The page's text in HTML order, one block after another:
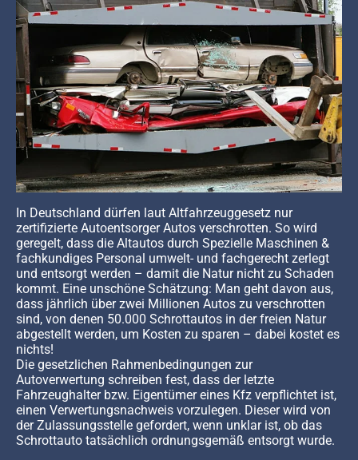
In Deutschland dürfen laut Altfahrzeuggesetz nur
zertifizierte Autoentsorger Autos verschrotten. So wird
geregelt, dass die Altautos durch Spezielle Maschinen &
fachkundiges Personal umwelt- und fachgerecht zerlegt
und entsorgt werden – damit die Natur nicht zu Schaden
kommt. Eine unschöne Schätzung: Man geht davon aus,
dass jährlich über zwei Millionen Autos zu verschrotten
sind, von denen 50.000 Schrottautos in der freien Natur
abgestellt werden, um Kosten zu sparen – dabei kostet es
nichts!
Die gesetzlichen Rahmenbedingungen zur
Autoverwertung schreiben fest, dass der letzte
Fahrzeughalter bzw. Eigentümer eines Kfz verpflichtet ist,
einen Verwertungsnachweis vorzulegen. Dieser wird von
der Zulassungsstelle gefordert, wenn unklar ist, ob das
Schrottauto tatsächlich ordnungsgemäß entsorgt wurde.